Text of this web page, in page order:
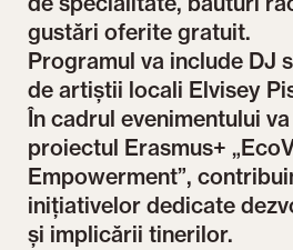
gustări oferite gratuit.
Programul va include DJ
de artiștii locali Elvisey
În cadrul evenimentului
proiectul Erasmus+
Empowerment”,
inițiativelor dedicate
și implicării tinerilor.